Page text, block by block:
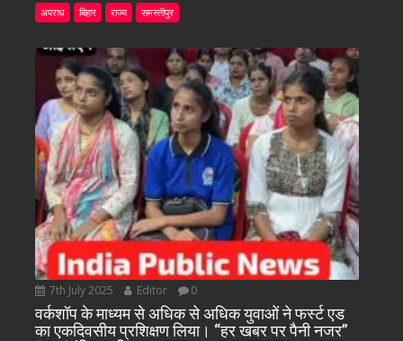
अपराध बिहार राज्य समस्तीपुर
7th July 2025 Editor 0
वर्कशॉप के माध्यम से अधिक से अधिक युवाओं ने फर्स्ट एड
का एकदिवसीय प्रशिक्षण लिया। “हर खबर पर पैनी नजर”